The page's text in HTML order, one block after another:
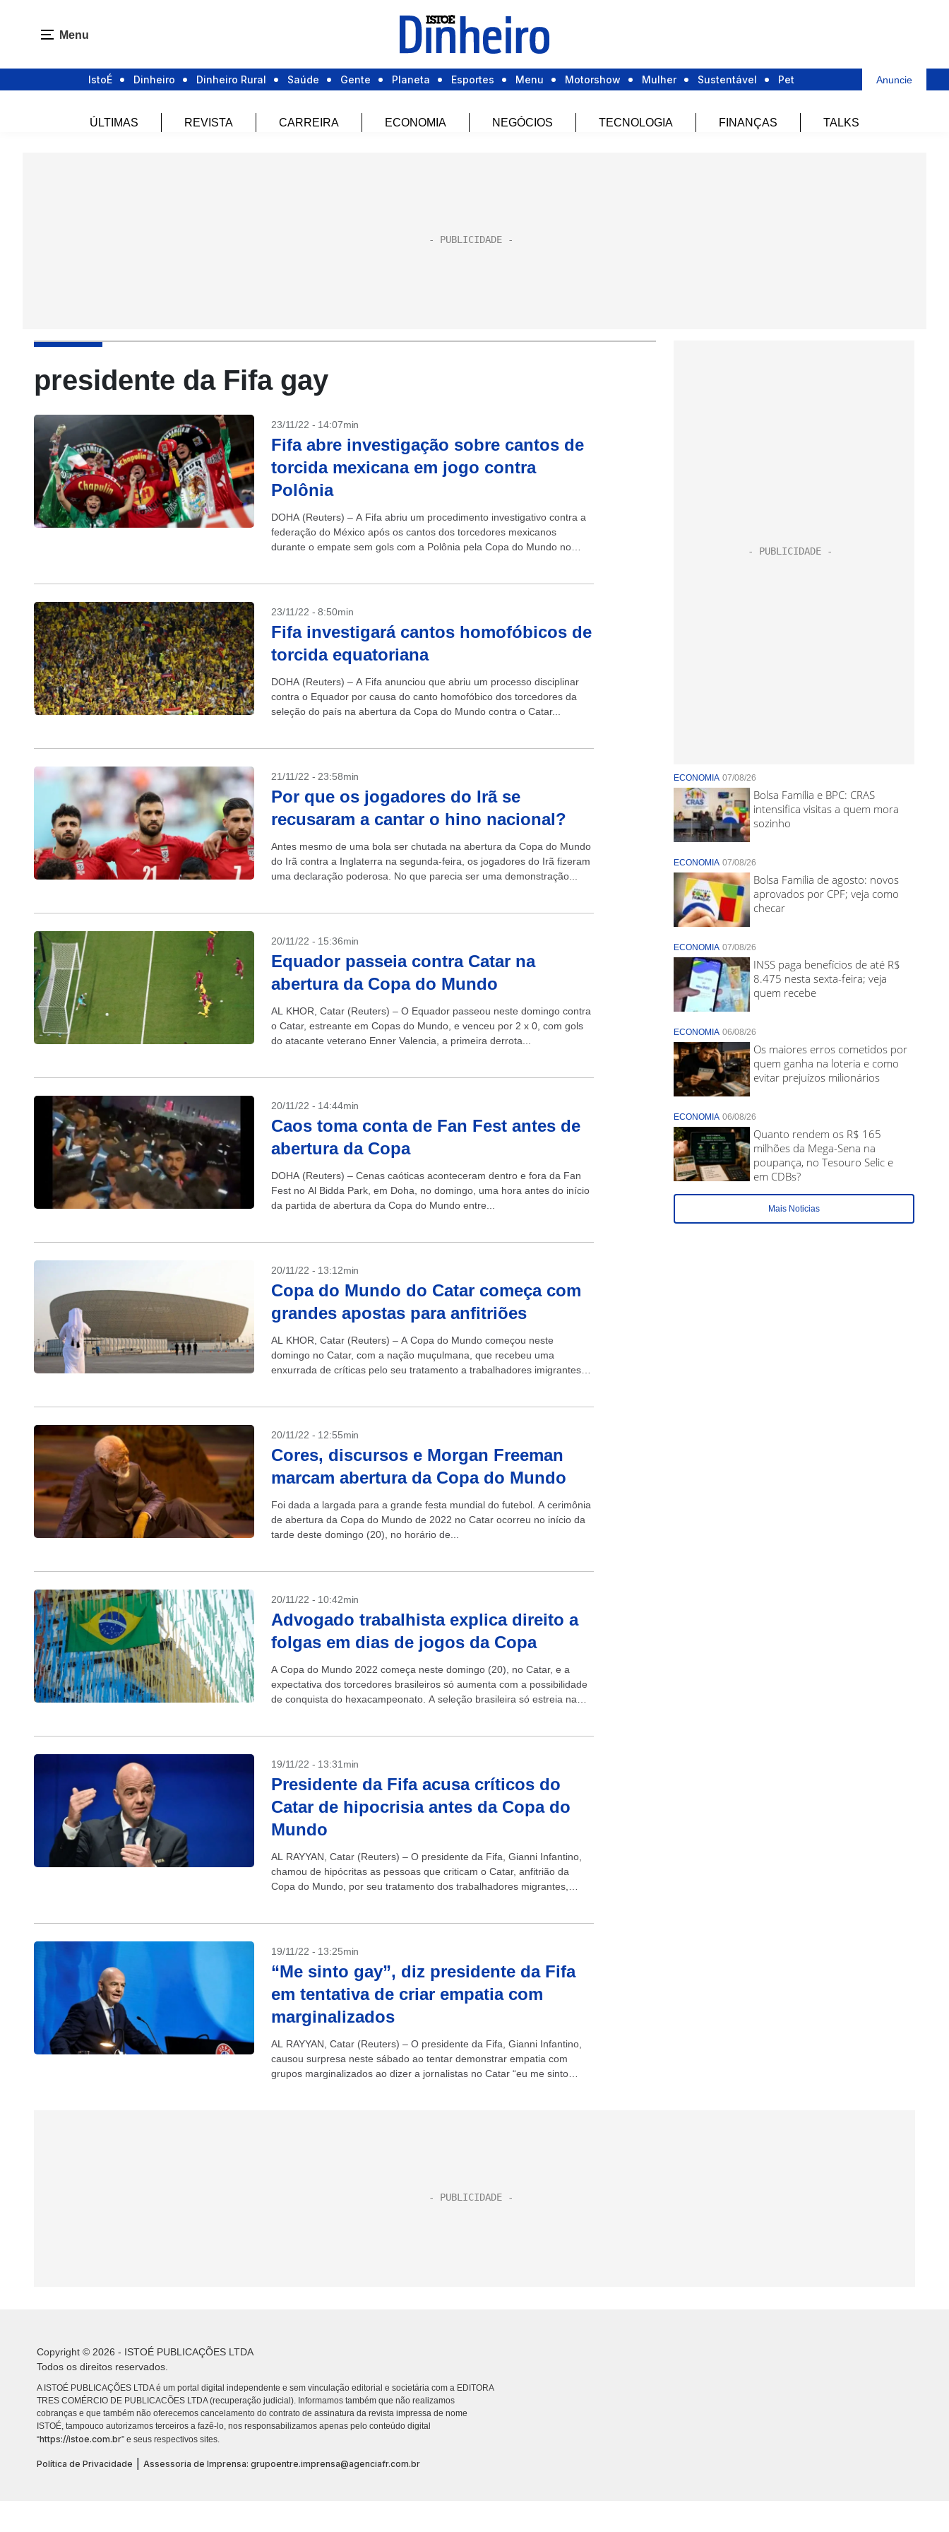
Menu
IstoÉ Dinheiro Dinheiro Rural Saúde Gente Planeta Esportes Menu Motorshow Mulher Sustentável Pet Anuncie
ÚLTIMAS REVISTA CARREIRA ECONOMIA NEGÓCIOS TECNOLOGIA FINANÇAS TALKS
presidente da Fifa gay
23/11/22 - 14:07min
Fifa abre investigação sobre cantos de
torcida mexicana em jogo contra
Polônia
DOHA (Reuters) – A Fifa abriu um procedimento investigativo contra a
federação do México após os cantos dos torcedores mexicanos
durante o empate sem gols com a Polônia pela Copa do Mundo no
23/11/22 - 8:50min
Fifa investigará cantos homofóbicos de
torcida equatoriana
DOHA (Reuters) – A Fifa anunciou que abriu um processo disciplinar
contra o Equador por causa do canto homofóbico dos torcedores da
seleção do país na abertura da Copa do Mundo contra o Catar...
21/11/22 - 23:58min
Por que os jogadores do Irã se
recusaram a cantar o hino nacional?
Antes mesmo de uma bola ser chutada na abertura da Copa do Mundo
do Irã contra a Inglaterra na segunda-feira, os jogadores do Irã fizeram
uma declaração poderosa. No que parecia ser uma demonstração...
20/11/22 - 15:36min
Equador passeia contra Catar na
abertura da Copa do Mundo
AL KHOR, Catar (Reuters) – O Equador passeou neste domingo contra
o Catar, estreante em Copas do Mundo, e venceu por 2 x 0, com gols
do atacante veterano Enner Valencia, a primeira derrota...
20/11/22 - 14:44min
Caos toma conta de Fan Fest antes de
abertura da Copa
DOHA (Reuters) – Cenas caóticas aconteceram dentro e fora da Fan
Fest no Al Bidda Park, em Doha, no domingo, uma hora antes do início
da partida de abertura da Copa do Mundo entre...
20/11/22 - 13:12min
Copa do Mundo do Catar começa com
grandes apostas para anfitriões
AL KHOR, Catar (Reuters) – A Copa do Mundo começou neste
domingo no Catar, com a nação muçulmana, que recebeu uma
enxurrada de críticas pelo seu tratamento a trabalhadores imigrantes,
20/11/22 - 12:55min
Cores, discursos e Morgan Freeman
marcam abertura da Copa do Mundo
Foi dada a largada para a grande festa mundial do futebol. A cerimônia
de abertura da Copa do Mundo de 2022 no Catar ocorreu no início da
tarde deste domingo (20), no horário de...
20/11/22 - 10:42min
Advogado trabalhista explica direito a
folgas em dias de jogos da Copa
A Copa do Mundo 2022 começa neste domingo (20), no Catar, e a
expectativa dos torcedores brasileiros só aumenta com a possibilidade
de conquista do hexacampeonato. A seleção brasileira só estreia na
19/11/22 - 13:31min
Presidente da Fifa acusa críticos do
Catar de hipocrisia antes da Copa do
Mundo
AL RAYYAN, Catar (Reuters) – O presidente da Fifa, Gianni Infantino,
chamou de hipócritas as pessoas que criticam o Catar, anfitrião da
Copa do Mundo, por seu tratamento dos trabalhadores migrantes,
19/11/22 - 13:25min
“Me sinto gay”, diz presidente da Fifa
em tentativa de criar empatia com
marginalizados
AL RAYYAN, Catar (Reuters) – O presidente da Fifa, Gianni Infantino,
causou surpresa neste sábado ao tentar demonstrar empatia com
grupos marginalizados ao dizer a jornalistas no Catar “eu me sinto
ECONOMIA 07/08/26
Bolsa Família e BPC: CRAS
intensifica visitas a quem mora
sozinho
ECONOMIA 07/08/26
Bolsa Família de agosto: novos
aprovados por CPF; veja como
checar
ECONOMIA 07/08/26
INSS paga benefícios de até R$
8.475 nesta sexta-feira; veja
quem recebe
ECONOMIA 06/08/26
Os maiores erros cometidos por
quem ganha na loteria e como
evitar prejuízos milionários
ECONOMIA 06/08/26
Quanto rendem os R$ 165
milhões da Mega-Sena na
poupança, no Tesouro Selic e
em CDBs?
Mais Noticias
Copyright © 2026 - ISTOÉ PUBLICAÇÕES LTDA
Todos os direitos reservados.
A ISTOÉ PUBLICAÇÕES LTDA é um portal digital independente e sem vinculação editorial e societária com a EDITORA
TRES COMÉRCIO DE PUBLICACÕES LTDA (recuperação judicial). Informamos também que não realizamos
cobranças e que também não oferecemos cancelamento do contrato de assinatura da revista impressa de nome
ISTOÉ, tampouco autorizamos terceiros a fazê-lo, nos responsabilizamos apenas pelo conteúdo digital
“https://istoe.com.br” e seus respectivos sites.
Política de Privacidade Assessoria de Imprensa: grupoentre.imprensa@agenciafr.com.br